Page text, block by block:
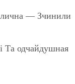
— Зчинили
Та одчайдушная